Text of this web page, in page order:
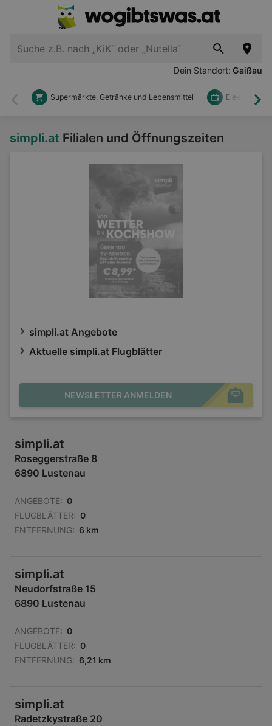
Dein Standort: Gaißau
Zurück
Supermärkte, Getränke und Lebensmittel Elektronik
simpli.at Filialen und Öffnungszeiten
simpli.at Angebote
Aktuelle simpli.at Flugblätter
NEWSLETTER ANMELDEN
simpli.at
Roseggerstraße 8
6890 Lustenau
ANGEBOTE: 0
FLUGBLÄTTER: 0
ENTFERNUNG: 6 km
simpli.at
Neudorfstraße 15
6890 Lustenau
ANGEBOTE: 0
FLUGBLÄTTER: 0
ENTFERNUNG: 6,21 km
simpli.at
Radetzkystraße 20